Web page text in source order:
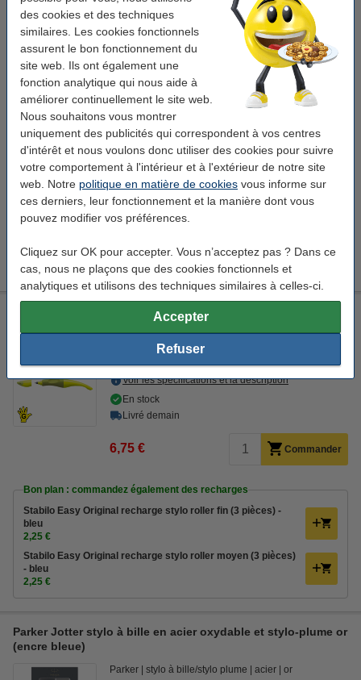
des cookies et des techniques
similaires. Les cookies fonctionnels
assurent le bon fonctionnement du
site web. Ils ont également une
fonction analytique qui nous aide à
améliorer continuellement le site web.
Nous souhaitons vous montrer
uniquement des publicités qui correspondent à vos centres
d'intérêt et nous voulons donc utiliser des cookies pour suivre
votre comportement à l'intérieur et à l'extérieur de notre site
web. Notre politique en matière de cookies vous informe sur
ces derniers, leur fonctionnement et la manière dont vous
pouvez modifier vos préférences.
Cliquez sur OK pour accepter. Vous n’acceptez pas ? Dans ce
cas, nous ne plaçons que des cookies fonctionnels et
analytiques et utilisons des techniques similaires à celles-ci.
Accepter
Refuser
Stabilo Easy Original stylo roller (gaucher) - rose
Stabilo gaucher rose
Voir les spécifications et la description
En stock
Livré demain
6,75 € Commander
Bon plan : commandez également des recharges
Stabilo Easy Original recharge stylo roller fin (3 pièces) -
bleu
2,25 €
- bleu
2,25 €
Stabilo Easy Original stylo roller (gaucher) - citron vert/vert
gaucher vert citron
Voir les spécifications et la description
En stock
Livré demain
6,75 € Commander
Bon plan : commandez également des recharges
Stabilo Easy Original recharge stylo roller fin (3 pièces) -
bleu
2,25 €
Stabilo Easy Original recharge stylo roller moyen (3 pièces)
- bleu
2,25 €
Parker Jotter stylo à bille en acier oxydable et stylo-plume or
(encre bleue)
Parker stylo à bille/stylo plume acier or